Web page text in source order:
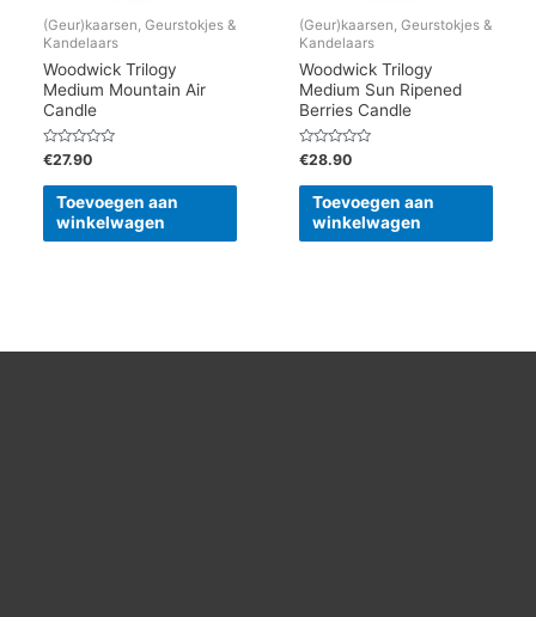
(Geur)kaarsen, Geurstokjes &
Kandelaars
Woodwick Trilogy
Medium Mountain Air
Candle
Gewaardeerd
0
uit
€27.90
Toevoegen aan
winkelwagen
(Geur)kaarsen, Geurstokjes &
Kandelaars
Woodwick Trilogy
Medium Sun Ripened
Berries Candle
Gewaardeerd
0
uit
€28.90
Toevoegen aan
winkelwagen